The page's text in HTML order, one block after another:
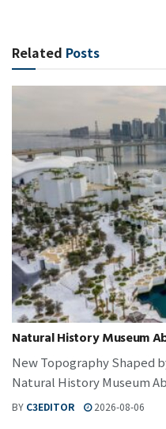
Related Posts
Natural History Museum
New Topography Shaped
Natural History Museum
BY C3EDITOR 2026-08-06